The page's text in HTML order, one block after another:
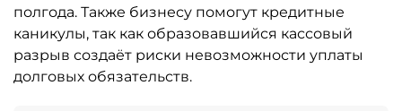
полгода. Также бизнесу помогут кредитные
каникулы, так как образовавшийся кассовый
разрыв создаёт риски невозможности уплаты
долговых обязательств.